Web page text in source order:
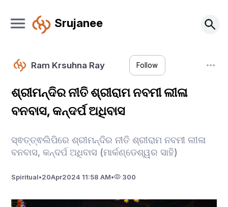
Srujanee
Ram Krsuhna Ray Follow
ଶ୍ରୀମନ୍ଦିର ନୀତି ଶ୍ରୀରାମ ନବମୀ ଲୀଳା
ବନବାସ, କନ୍ଦର୍ପ ଅଧିବାସ
ସ୍ଵତ୍ତ୍ଵଲିପିରେ ଶ୍ରୀମନ୍ଦିର ନୀତି ଶ୍ରୀରାମ ନବମୀ ଲୀଳା
ବନବାସ, କନ୍ଦର୍ପ ଅଧିବାସ (ମାର୍କଣ୍ଡେଶ୍ୱର ସାହି)
Spiritual•20Apr2024 11:58 AM• 300